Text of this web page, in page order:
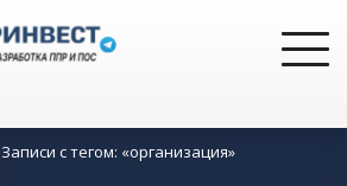
Записи с тегом: «организация»